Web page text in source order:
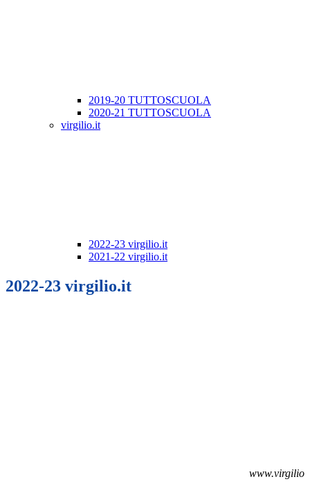
2019-20 TUTTOSCUOLA
2020-21 TUTTOSCUOLA
virgilio.it
2022-23 virgilio.it
2021-22 virgilio.it
2022-23 virgilio.it
www.virgilio